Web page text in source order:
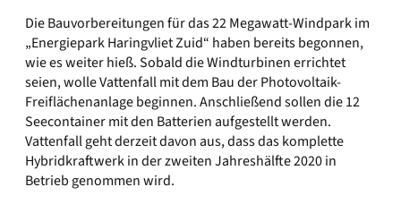
Die Bauvorbereitungen für das 22 Megawatt-Windpark im
„Energiepark Haringvliet Zuid“ haben bereits begonnen,
wie es weiter hieß. Sobald die Windturbinen errichtet
seien, wolle Vattenfall mit dem Bau der Photovoltaik-
Freiflächenanlage beginnen. Anschließend sollen die 12
Seecontainer mit den Batterien aufgestellt werden.
Vattenfall geht derzeit davon aus, dass das komplette
Hybridkraftwerk in der zweiten Jahreshälfte 2020 in
Betrieb genommen wird.